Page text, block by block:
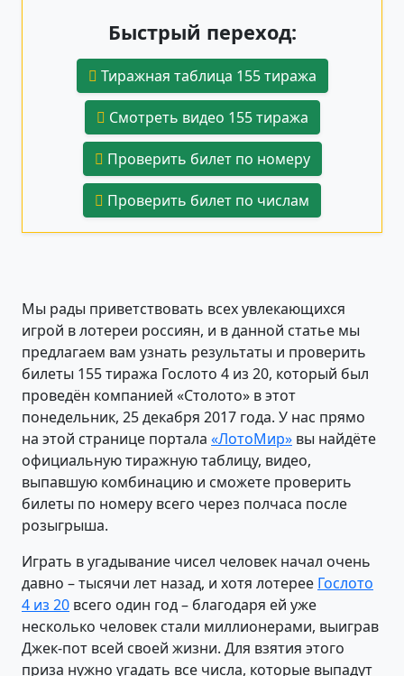
Быстрый переход:
Тиражная таблица 155 тиража
Смотреть видео 155 тиража
Проверить билет по номеру
Проверить билет по числам
Мы рады приветствовать всех увлекающихся
игрой в лотереи россиян, и в данной статье мы
предлагаем вам узнать результаты и проверить
билеты 155 тиража Гослото 4 из 20, который был
проведён компанией «Столото» в этот
понедельник, 25 декабря 2017 года. У нас прямо
на этой странице портала «ЛотоМир» вы найдёте
официальную тиражную таблицу, видео,
выпавшую комбинацию и сможете проверить
билеты по номеру всего через полчаса после
розыгрыша.
Играть в угадывание чисел человек начал очень
давно – тысячи лет назад, и хотя лотерее Гослото
4 из 20 всего один год – благодаря ей уже
несколько человек стали миллионерами, выиграв
Джек-пот всей своей жизни. Для взятия этого
приза нужно угадать все числа, которые выпадут